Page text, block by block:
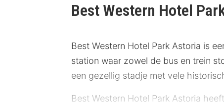
Best Western Hotel
Best Western Hotel Park Astoria is
station waar zowel de bus en trein
een gezellig stadje met vele
Best Western Hotel Park Astoria